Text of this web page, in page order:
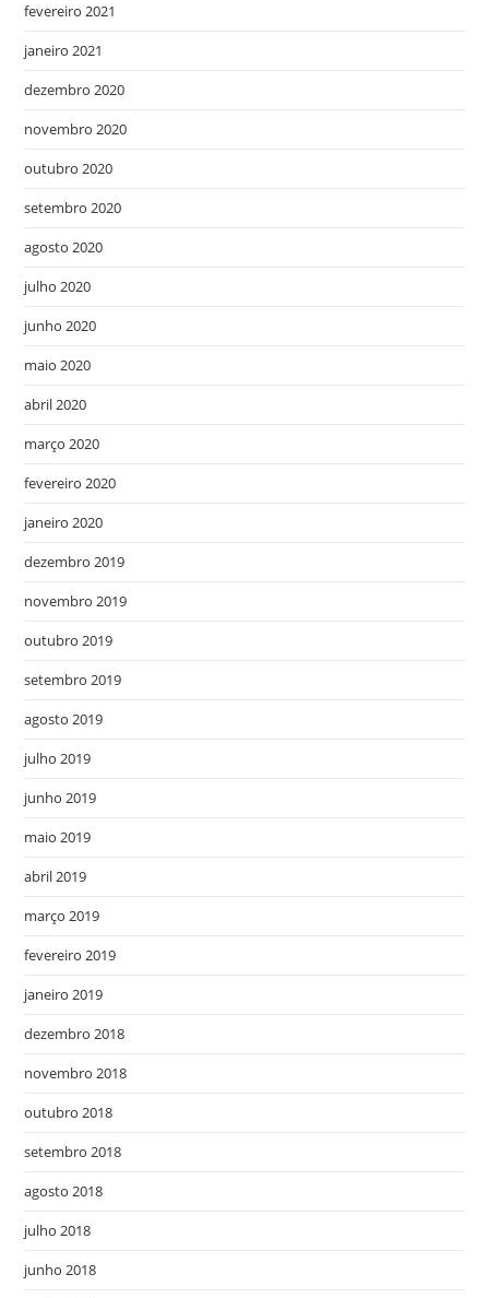
fevereiro 2021
janeiro 2021
dezembro 2020
novembro 2020
outubro 2020
setembro 2020
agosto 2020
julho 2020
junho 2020
maio 2020
abril 2020
março 2020
fevereiro 2020
janeiro 2020
dezembro 2019
novembro 2019
outubro 2019
setembro 2019
agosto 2019
julho 2019
junho 2019
maio 2019
abril 2019
março 2019
fevereiro 2019
janeiro 2019
dezembro 2018
novembro 2018
outubro 2018
setembro 2018
agosto 2018
julho 2018
junho 2018